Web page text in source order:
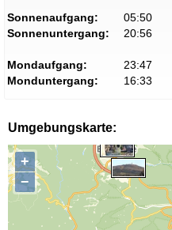
Sonnenaufgang:
05:50
Sonnenuntergang:
20:56
Mondaufgang:
23:47
Monduntergang:
16:33
Umgebungskarte:
+
−